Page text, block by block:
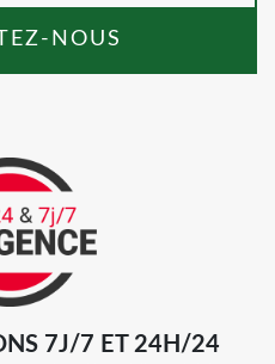
NOUS
7J/7 ET 24H/24